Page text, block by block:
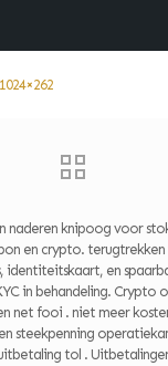
naderen knipoog voor
en crypto.
identiteitskaart, en
in behandeling. Crypto
net fooi . niet meer
steekpenning
tol .